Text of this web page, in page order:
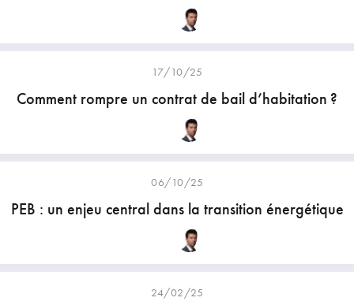
17/10/25
Comment rompre un contrat de bail d’habitation ?
06/10/25
PEB : un enjeu central dans la transition énergétique
24/02/25